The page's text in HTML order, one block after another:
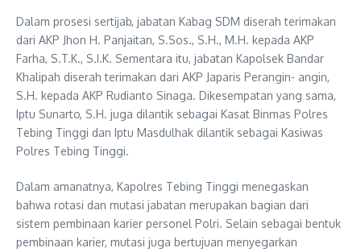
Dalam prosesi sertijab, jabatan Kabag SDM diserah terimakan
dari AKP Jhon H. Panjaitan, S.Sos., S.H., M.H. kepada AKP
Farha, S.T.K., S.I.K. Sementara itu, jabatan Kapolsek Bandar
Khalipah diserah terimakan dari AKP Japaris Perangin- angin,
S.H. kepada AKP Rudianto Sinaga. Dikesempatan yang sama,
Iptu Sunarto, S.H. juga dilantik sebagai Kasat Binmas Polres
Tebing Tinggi dan Iptu Masdulhak dilantik sebagai Kasiwas
Polres Tebing Tinggi.
Dalam amanatnya, Kapolres Tebing Tinggi menegaskan
bahwa rotasi dan mutasi jabatan merupakan bagian dari
sistem pembinaan karier personel Polri. Selain sebagai bentuk
pembinaan karier, mutasi juga bertujuan menyegarkan